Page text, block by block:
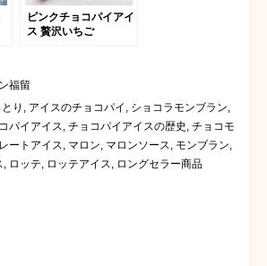
ピンクチョコパイアイ
ス 贅沢いちご
福留
り , アイスのチョコパイ , ショコラモンブラン,
パイアイス, チョコパイアイスの歴史 , チョコモ
ートアイス, マロン, マロンソース, モンブラン,
, ロッテ, ロッテアイス, ロングセラー商品